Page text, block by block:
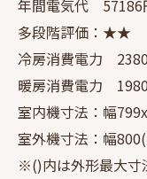
年間電気代 57186
多段階評価：★★
冷房消費電力
暖房消費電力
室内機寸法：幅
室外機寸法：幅
※()内は外形最大寸